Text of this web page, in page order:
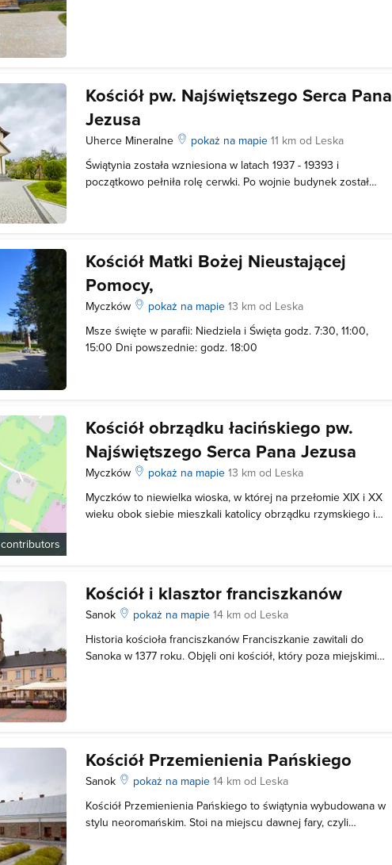
Kościół pw. Najświętszego Serca Pana
Jezusa
Uherce Mineralne pokaż na mapie11 km od Leska
Świątynia została wzniesiona w latach 1937 - 19393 i
początkowo pełniła rolę cerwki. Po wojnie budynek został
Kościół Matki Bożej Nieustającej
Pomocy,
Myczków pokaż na mapie13 km od Leska
Msze święte w parafii: Niedziela i Święta godz. 7:30, 11:00,
15:00 Dni powszednie: godz. 18:00
contributors
Kościół obrządku łacińskiego pw.
Najświętszego Serca Pana Jezusa
Myczków pokaż na mapie13 km od Leska
Myczków to niewielka wioska, w której na przełomie XIX i XX
wieku obok siebie mieszkali katolicy obrządku rzymskiego i
Kościół i klasztor franciszkanów
Sanok pokaż na mapie14 km od Leska
Historia kościoła franciszkanów Franciszkanie zawitali do
Sanoka w 1377 roku. Objęli oni kościół, który poza miejskimi
Kościół Przemienienia Pańskiego
Sanok pokaż na mapie14 km od Leska
Kościół Przemienienia Pańskiego to świątynia wybudowana w
stylu neoromańskim. Stoi na miejscu dawnej fary, czyli